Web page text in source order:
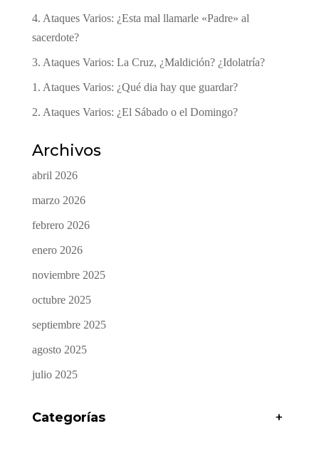
4. Ataques Varios: ¿Esta mal llamarle «Padre» al
sacerdote?
3. Ataques Varios: La Cruz, ¿Maldición? ¿Idolatría?
1. Ataques Varios: ¿Qué dia hay que guardar?
2. Ataques Varios: ¿El Sábado o el Domingo?
Archivos
abril 2026
marzo 2026
febrero 2026
enero 2026
noviembre 2025
octubre 2025
septiembre 2025
agosto 2025
julio 2025
Categorías +